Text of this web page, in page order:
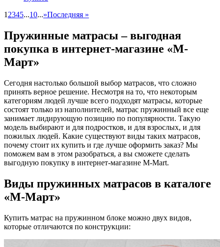
1 2345...10...»Последняя »
Пружинные матрасы – выгодная
покупка в интернет-магазине «М-
Март»
Сегодня настолько большой выбор матрасов, что сложно
принять верное решение. Несмотря на то, что некоторым
категориям людей лучше всего подходят матрасы, которые
состоят только из наполнителей, матрас пружинный все еще
занимает лидирующую позицию по популярности. Такую
модель выбирают и для подростков, и для взрослых, и для
пожилых людей. Какие существуют виды таких матрасов,
почему стоит их купить и где лучше оформить заказ? Мы
поможем вам в этом разобраться, а вы сможете сделать
выгодную покупку в интернет-магазине M-Mart.
Виды пружинных матрасов в каталоге
«М-Март»
Купить матрас на пружинном блоке можно двух видов,
которые отличаются по конструкции: